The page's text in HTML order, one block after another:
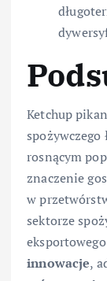
Ketchup
spożywczego
rosnącym
znaczenie
w
sektorze
innowacje,